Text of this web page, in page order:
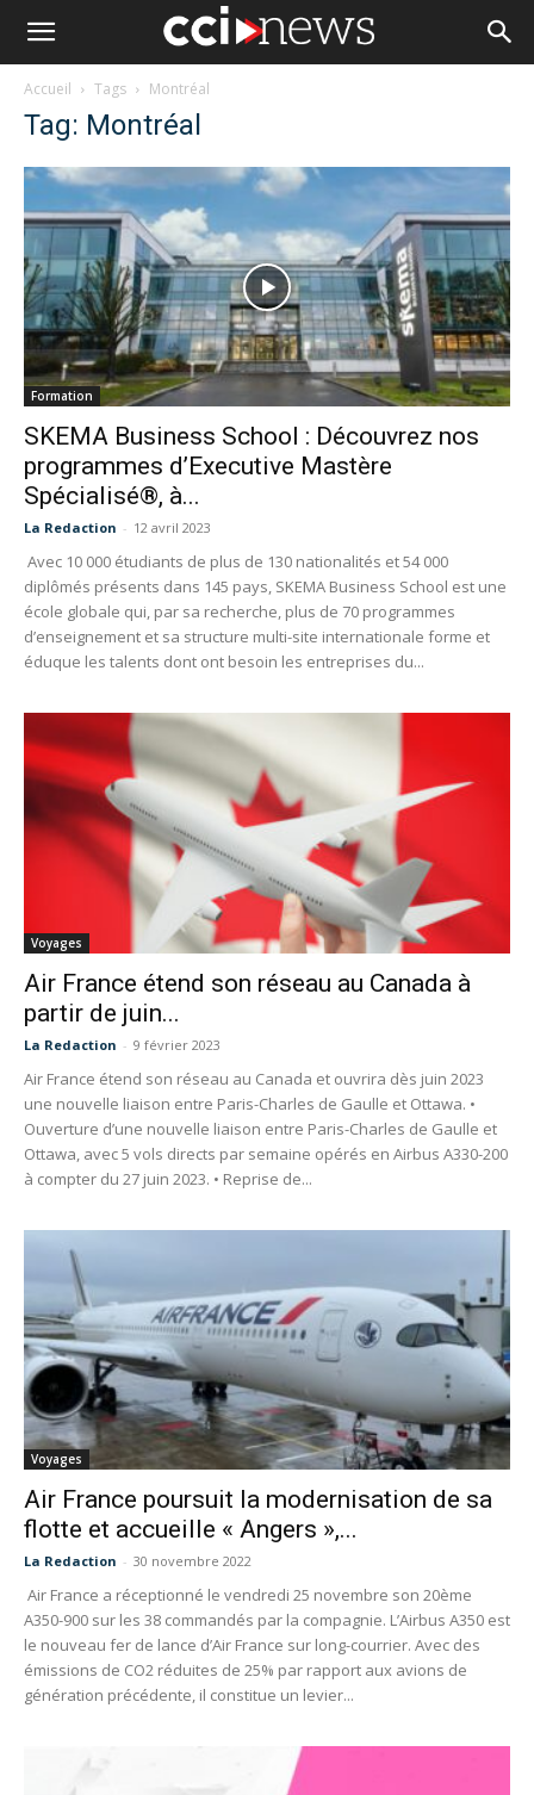
Accueil Tags Montréal
Tag: Montréal
Formation
SKEMA Business School : Découvrez nos
programmes d’Executive Mastère
Spécialisé®, à...
La Redaction - 12 avril 2023
Avec 10 000 étudiants de plus de 130 nationalités et 54 000
diplômés présents dans 145 pays, SKEMA Business School est une
école globale qui, par sa recherche, plus de 70 programmes
d’enseignement et sa structure multi-site internationale forme et
éduque les talents dont ont besoin les entreprises du...
Voyages
Air France étend son réseau au Canada à
partir de juin...
La Redaction - 9 février 2023
Air France étend son réseau au Canada et ouvrira dès juin 2023
une nouvelle liaison entre Paris-Charles de Gaulle et Ottawa. •
Ouverture d’une nouvelle liaison entre Paris-Charles de Gaulle et
Ottawa, avec 5 vols directs par semaine opérés en Airbus A330-200
à compter du 27 juin 2023. • Reprise de...
Voyages
Air France poursuit la modernisation de sa
flotte et accueille « Angers »,...
La Redaction - 30 novembre 2022
Air France a réceptionné le vendredi 25 novembre son 20ème
A350-900 sur les 38 commandés par la compagnie. L’Airbus A350 est
le nouveau fer de lance d’Air France sur long-courrier. Avec des
émissions de CO2 réduites de 25% par rapport aux avions de
génération précédente, il constitue un levier...